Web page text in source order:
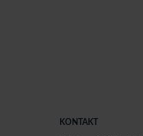
KONTAKT